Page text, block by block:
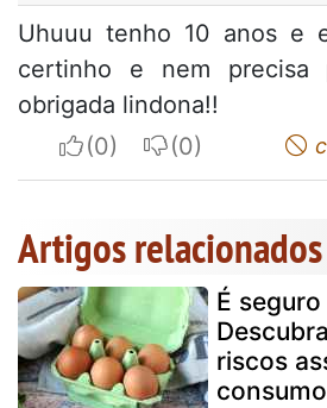
Uhuuu tenho 10 anos e
certinho e nem precisa
obrigada lindona!!
I apreciateI do not
Artigos relacionados
É
riscos